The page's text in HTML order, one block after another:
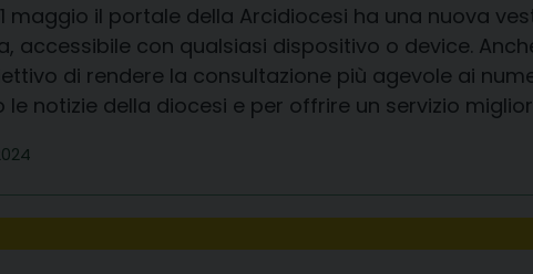
maggio il portale della Arcidiocesi ha una nuova
accessibile con qualsiasi dispositivo o device.
di rendere la consultazione più agevole ai
le notizie della diocesi e per offrire un servizio